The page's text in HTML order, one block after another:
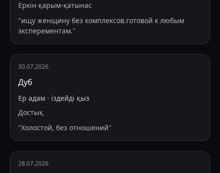
Еркін қарым-қатынас
"ищу женщину без комплексов.готовой к любым
эксперементам."
30.07.2026
Дуб
Ер адам · іздейді қыз
Достық
"Холостой, без отношений"
28.07.2026